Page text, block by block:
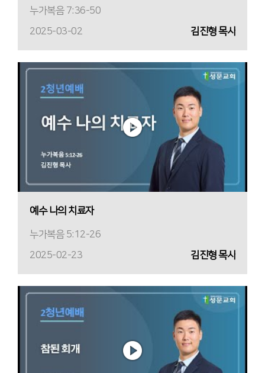
누가복음 7:36-50
2025-03-02
김진형 목사
예수 나의 치료자
누가복음 5:12-26
2025-02-23
김진형 목사